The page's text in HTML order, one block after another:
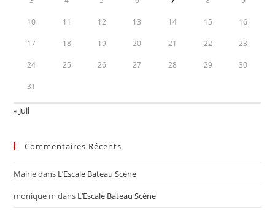
10 11 12 13 14 15 16
17 18 19 20 21 22 23
24 25 26 27 28 29 30
31
« Juil
Commentaires Récents
Mairiedans L’Escale Bateau Scène
monique m dans L’Escale Bateau Scène